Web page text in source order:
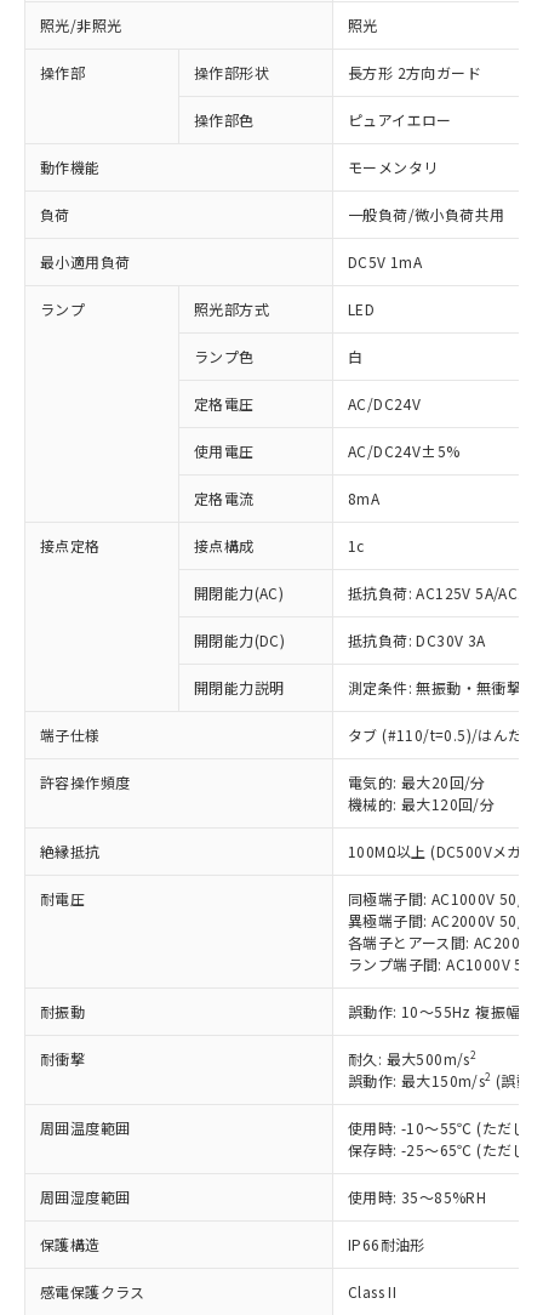
照光/非照光 照光
操作部 操作部形状 長方形 2方向ガード
操作部色 ピュアイエロー
動作機能 モーメンタリ
負荷 一般負荷/微小負荷共用
最小適用負荷 DC5V 1mA
ランプ 照光部方式 LED
ランプ色 白
定格電圧 AC/DC24V
使用電圧 AC/DC24V±5%
定格電流 8mA
接点定格 接点構成 1c
開閉能力(AC) 抵抗負荷: AC125V 5A/
開閉能力(DC) 抵抗負荷: DC30V 3A
開閉能力説明 測定条件: 無振動・無衝撃
端子仕様 タブ (#110/t=0.5)/はんだづ
許容操作頻度
電気的: 最大20回/分
機械的: 最大120回/分
絶縁抵抗 100MΩ以上 (DC500Vメガ)
耐電圧
同極端子間: AC1000V 50/
異極端子間: AC2000V 50/
各端子とアース間:
ランプ端子間: AC1000V
耐振動 誤動作: 10～55Hz 複振幅
耐衝撃 耐久: 最大500m/s2
誤動作: 最大150m/s2 (誤動
周囲温度範囲
使用時: -10～55℃ (ただし
保存時: -25～65℃ (ただし
周囲湿度範囲 使用時: 35～85%RH
保護構造 IP66耐油形
感電保護クラス Class II
ご利用条件
以下の条件をお読みいただき、同意のうえ
本サービスは、当社制御機器事業取扱
商品の当社在庫状況および標準価格
(税抜)を提供させていただくもので
当社制御機器事業取扱商品の中には、
本サービスの対象外となる商品もある
在庫状況および標準価格照会結果は、
記載している更新日時点での社内デー
タに基づき作成されるものであり、閲
覧された時点での実際の在庫および標
準価格とは異なる場合があることをご
了承ください。
※1 対応状況
対応済み：EU RoHS指令（10物質）の
非含有に対応した製品が提供可能な商品で
対応予定：EU RoHS指令（10物質）の非含
有に対応した製品に切り替える予定のある
対応予定なし：EU RoHS指令（10物質）の
非含有に非対応の商品で、対応品を出す予
調査・確認中：EU RoHS指令（10物質）の
非含有の対応状況を調査中または確認中の
非該当品：ライセンス料など無形物で、有
害物質有無と関係のない商品です。
仕入先様の事情により、非含有部品として
いたものが、含有品と判明した場合などや
むを得ず変更することがあります。
ミウム(Cd) 100ppm以下、
六価クロム(Cr(Ⅵ)) 1000ppm以下、ポリ臭化ビフェニル
類(PBB) 1000ppm以下、ポリ臭化ジフェニルエーテル類
(PBDE) 1000ppm以下、フタル酸ビス(2-エチルヘキシ
「○」：最大均質材料含有率が中国RoHSの
基準値以下であることを示します。
「×」：最大均質材料含有率が中国RoHSの
基準値を超えていることを示します。
「－」：未確認です。当社販売部門へお問
Pb(鉛) :1000ppm、 Hg(水銀) : 1000ppm、 Cd(カドミウ
Cr(Ⅵ)(六価クロム) : 1000ppm、 PBBs(ポリ臭化ビフェ
当社は、これら貴社製品のうち、外国
為替および外国貿易法に定める商品
（以下｢規制貨物等」という）を輸出
または国外への提供する場合は、日本
国政府の輸出許可(または役務取引許
可)を取得するなどの必要な手続きを
とります。